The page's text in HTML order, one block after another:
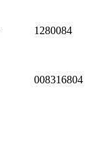
1280084
008316804